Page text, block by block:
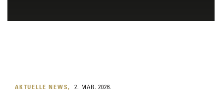
AKTUELLE NEWS 2. MÄR. 2026.